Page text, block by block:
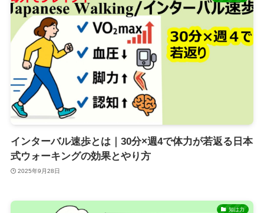
インターバル速歩とは｜30分×週4で体力が若返る日本
式ウォーキングの効果とやり方
2025年9月28日
知は力